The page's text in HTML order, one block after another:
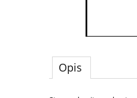
Opis